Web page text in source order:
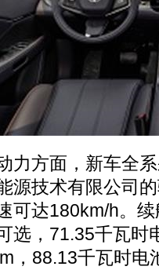
方面，新车全系
源技术有限公司
可达180km/h。
选，71.35千瓦时
，88.13千瓦时电